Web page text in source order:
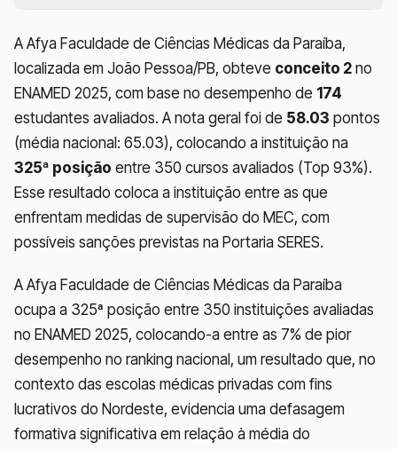
A Afya Faculdade de Ciências Médicas da Paraíba,
localizada em João Pessoa/PB, obteve conceito 2 no
ENAMED 2025, com base no desempenho de 174
estudantes avaliados. A nota geral foi de 58.03 pontos
(média nacional: 65.03), colocando a instituição na
325ª posição entre 350 cursos avaliados (Top 93%).
Esse resultado coloca a instituição entre as que
enfrentam medidas de supervisão do MEC, com
possíveis sanções previstas na Portaria SERES.
A Afya Faculdade de Ciências Médicas da Paraíba
ocupa a 325ª posição entre 350 instituições avaliadas
no ENAMED 2025, colocando-a entre as 7% de pior
desempenho no ranking nacional, um resultado que, no
contexto das escolas médicas privadas com fins
lucrativos do Nordeste, evidencia uma defasagem
formativa significativa em relação à média do